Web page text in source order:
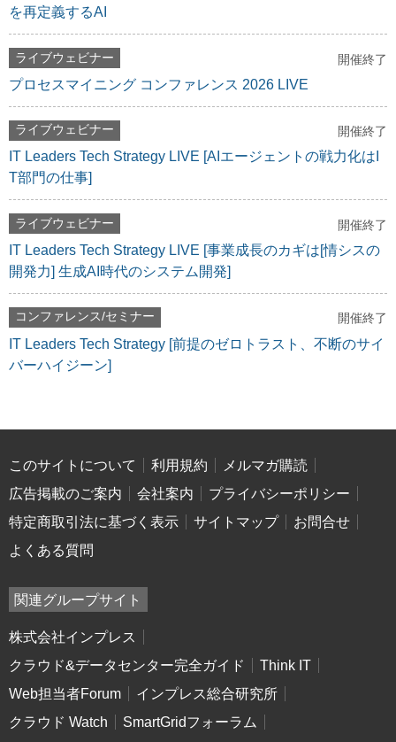
を再定義するAI
ライブウェビナー 開催終了
プロセスマイニング コンファレンス 2026 LIVE
ライブウェビナー 開催終了
IT Leaders Tech Strategy LIVE [AIエージェントの戦力化はI
T部門の仕事]
ライブウェビナー 開催終了
IT Leaders Tech Strategy LIVE [事業成長のカギは[情シスの
開発力] 生成AI時代のシステム開発]
コンファレンス/セミナー 開催終了
IT Leaders Tech Strategy [前提のゼロトラスト、不断のサイ
バーハイジーン]
このサイトについて 利用規約
メルマガ購読
広告掲載のご案内
会社案内
プライバシーポリシー
特定商取引法に基づく表示
サイトマップ
お問合せ
よくある質問
関連グループサイト
株式会社インプレス
クラウド&データセンター完全ガイド
Think IT
Web担当者Forum
インプレス総合研究所
クラウド Watch
SmartGridフォーラム